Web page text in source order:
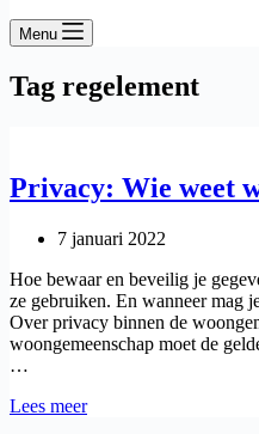
Menu
Tag regelement
Privacy: Wie weet
7 januari 2022
Hoe bewaar en beveilig je
ze gebruiken. En wanneer mag
Over privacy binnen de
woongemeenschap moet de
…
Lees meerPrivacy: